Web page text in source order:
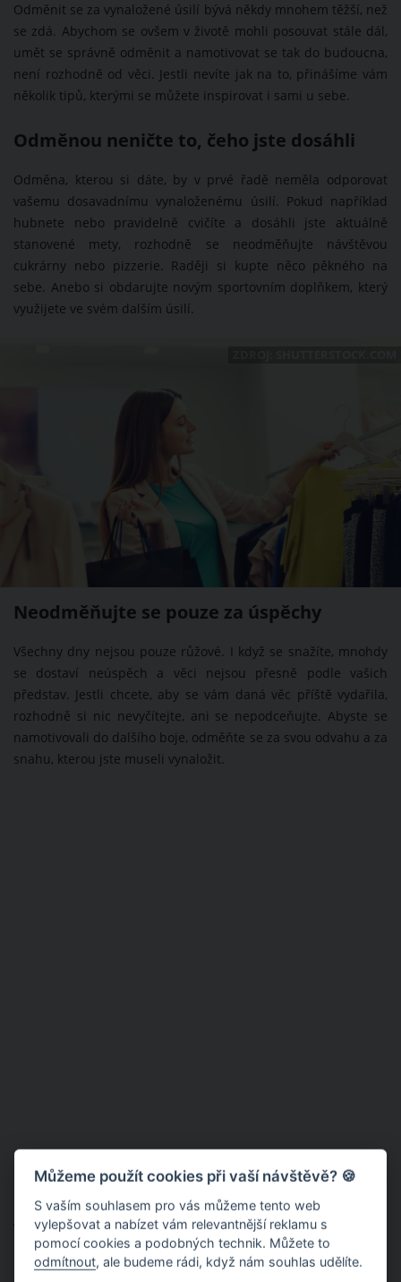
Odměnit se za vynaložené úsilí bývá někdy mnohem těžší, než
se zdá. Abychom se ovšem v životě mohli posouvat stále dál,
umět se správně odměnit a namotivovat se tak do budoucna,
není rozhodně od věci. Jestli nevíte jak na to, přinášíme vám
několik tipů, kterými se můžete inspirovat i sami u sebe.
Odměnou neničte to, čeho jste dosáhli
Odměna, kterou si dáte, by v prvé řadě neměla odporovat
vašemu dosavadnímu vynaloženému úsilí. Pokud například
hubnete nebo pravidelně cvičíte a dosáhli jste aktuálně
stanovené mety, rozhodně se neodměňujte návštěvou
cukrárny nebo pizzerie. Raději si kupte něco pěkného na
sebe. Anebo si obdarujte novým sportovním doplňkem, který
využijete ve svém dalším úsilí.
Neodměňujte se pouze za úspěchy
Všechny dny nejsou pouze růžové. I když se snažíte, mnohdy
se dostaví neúspěch a věci nejsou přesně podle vašich
představ. Jestli chcete, aby se vám daná věc příště vydařila,
rozhodně si nic nevyčítejte, ani se nepodceňujte. Abyste se
namotivovali do dalšího boje, odměňte se za svou odvahu a za
snahu, kterou jste museli vynaložit.
Vsaďte na výjimečnou odměnu
Odměna, kterou si dopřejete by měla být něčím neobvyklým.
Můžeme použít cookies při vaší návštěvě? 🍪
S vaším souhlasem pro vás můžeme tento web
vylepšovat a nabízet vám relevantnější reklamu s
pomocí cookies a podobných technik. Můžete to
odmítnout , ale budeme rádi, když nám souhlas udělíte.